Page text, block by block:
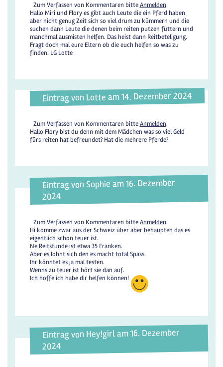
Zum Verfassen von Kommentaren bitteAnmelden.
Hallo Miri und Flory es gibt auch Leute die ein Pferd haben
aber nicht genug Zeit sich so viel drum zu kümmern und die
suchen dann Leute die denen beim reiten putzen füttern und
manchmal ausmisten helfen. Das heist dann Reitbeteligung.
Fragt doch mal eure Eltern ob die euch helfen so was zu
finden. LG Lotte
Eintrag von Lotte am 14. Dezember 2024
Zum Verfassen von Kommentaren bitteAnmelden.
Hallo Flory bist du denn mit dem Mädchen was so viel Geld
fürs reiten hat befreundet? Hat die mehrere Pferde?
Eintrag von Sophie am 16. Dezember
2024
Zum Verfassen von Kommentaren bitteAnmelden.
Hi komme zwar aus der Schweiz über aber behaupten das es
eigentlich schon teuer ist.
Ne Reitstunde ist etwa 35 Franken.
Aber es lohnt sich den es macht total Spass.
Ihr könntet es ja mal testen.
Wenns zu teuer ist hört sie dan auf.
Ich hoffe ich habe dir helfen können!
Eintrag von Hey!girl am 16. Dezember
2024